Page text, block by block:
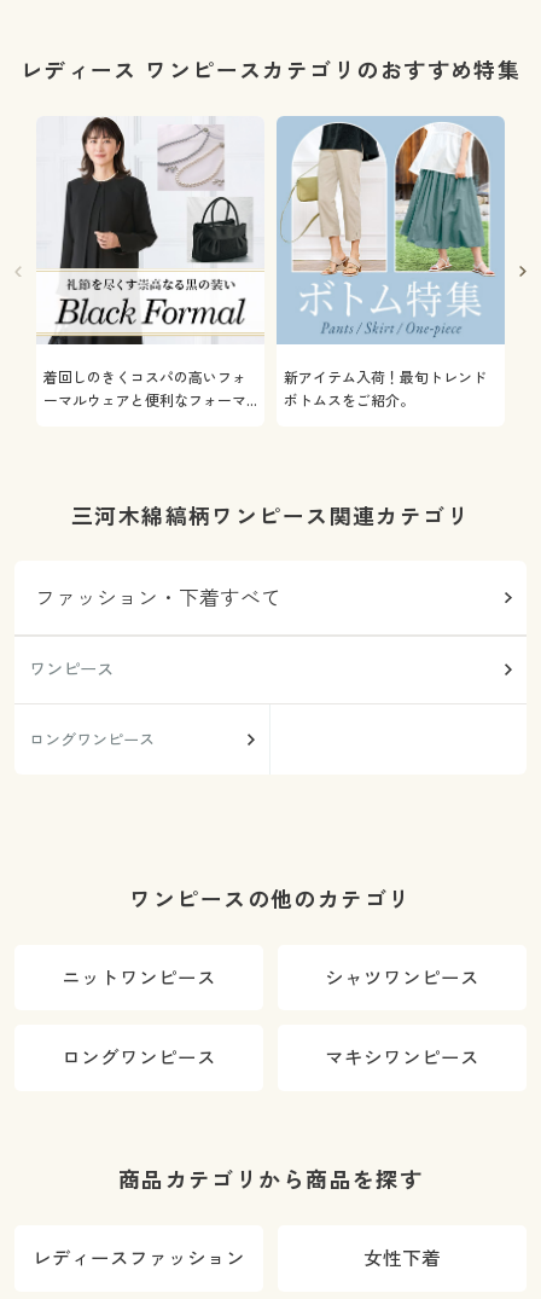
レディース ワンピースカテゴリのおすすめ特集
着回しのきくコスパの高いフォ
ーマルウェアと便利なフォーマ
新アイテム入荷！最旬トレンド
ボトムスをご紹介。
三河木綿縞柄ワンピース関連カテゴリ
ファッション・下着すべて
ワンピース
ロングワンピース
ワンピースの他のカテゴリ
ニットワンピース シャツワンピース
ロングワンピース マキシワンピース
商品カテゴリから商品を探す
レディースファッション 女性下着